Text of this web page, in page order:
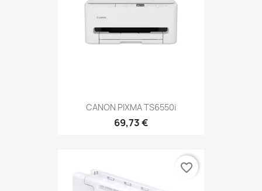
CANON PIXMA TS6550i
69,73 €
favorite_border